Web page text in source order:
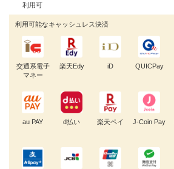
利用可
利用可能なキャッシュレス決済
交通系電子
マネー
楽天Edy iD QUICPay
au PAY d払い 楽天ペイ J-Coin Pay